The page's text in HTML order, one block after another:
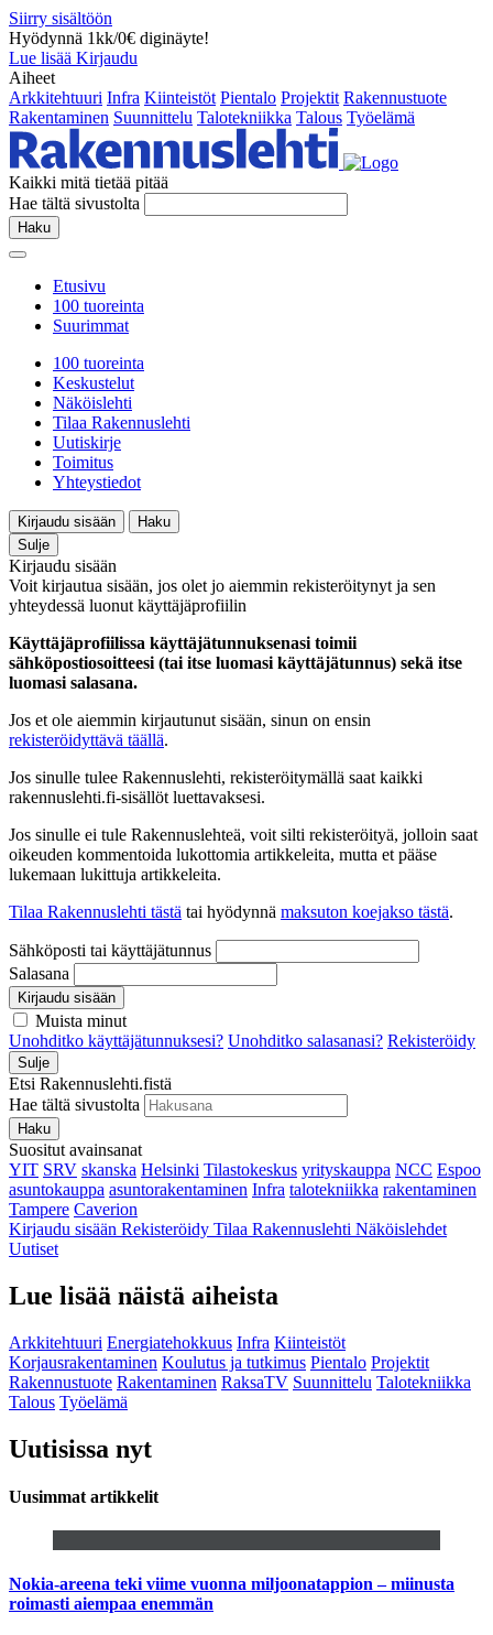
Siirry sisältöön
Hyödynnä 1kk/0€ diginäyte!
Lue lisää Kirjaudu
Aiheet
Arkkitehtuuri Infra Kiinteistöt Pientalo Projektit Rakennustuote
Rakentaminen Suunnittelu Talotekniikka Talous Työelämä
Kaikki mitä tietää pitää
Hae tältä sivustolta
Haku
Etusivu
100 tuoreinta
Suurimmat
100 tuoreinta
Keskustelut
Näköislehti
Tilaa Rakennuslehti
Uutiskirje
Toimitus
Yhteystiedot
Kirjaudu sisään
Haku
Sulje
Kirjaudu sisään
Voit kirjautua sisään, jos olet jo aiemmin rekisteröitynyt ja sen
yhteydessä luonut käyttäjäprofiilin
Käyttäjäprofiilissa käyttäjätunnuksenasi toimii
sähköpostiosoitteesi (tai itse luomasi käyttäjätunnus) sekä itse
luomasi salasana.
Jos et ole aiemmin kirjautunut sisään, sinun on ensin
rekisteröidyttävä täällä.
Jos sinulle tulee Rakennuslehti, rekisteröitymällä saat kaikki
rakennuslehti.fi-sisällöt luettavaksesi.
Jos sinulle ei tule Rakennuslehteä, voit silti rekisteröityä, jolloin saat
oikeuden kommentoida lukottomia artikkeleita, mutta et pääse
lukemaan lukittuja artikkeleita.
Tilaa Rakennuslehti tästä tai hyödynnä maksuton koejakso tästä.
Sähköposti tai käyttäjätunnus
Salasana
Kirjaudu sisään
Muista minut
Unohditko käyttäjätunnuksesi? Unohditko salasanasi? Rekisteröidy
Sulje
Etsi Rakennuslehti.fistä
Hae tältä sivustolta
Haku
Suositut avainsanat
YIT SRV skanska Helsinki Tilastokeskus yrityskauppa NCC Espoo
asuntokauppa asuntorakentaminen Infra talotekniikka rakentaminen
Tampere Caverion
Kirjaudu sisään Rekisteröidy Tilaa Rakennuslehti Näköislehdet
Uutiset
Lue lisää näistä aiheista
Arkkitehtuuri Energiatehokkuus Infra Kiinteistöt
Korjausrakentaminen Koulutus ja tutkimus Pientalo Projektit
Rakennustuote Rakentaminen RaksaTV Suunnittelu Talotekniikka
Talous Työelämä
Uutisissa nyt
Uusimmat artikkelit
Nokia-areena teki viime vuonna miljoonatappion – miinusta
roimasti aiempaa enemmän